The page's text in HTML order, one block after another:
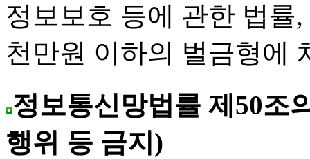
정보보호 등에 관한 법률
천만원 이하의 벌금형에
정보통신망법률 제50조
행위 등 금지)